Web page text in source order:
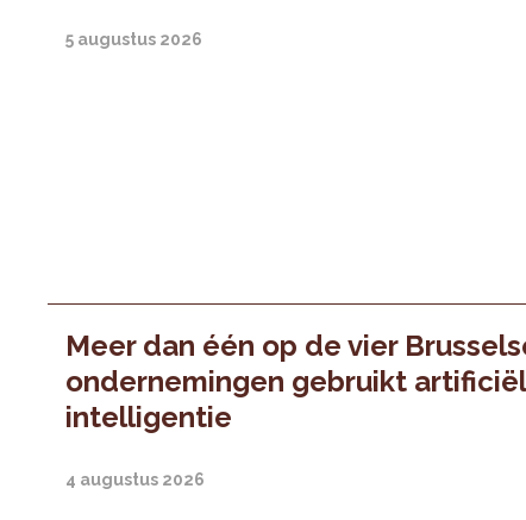
5 augustus 2026
Meer dan één op de vier
ondernemingen gebruikt
intelligentie
4 augustus 2026